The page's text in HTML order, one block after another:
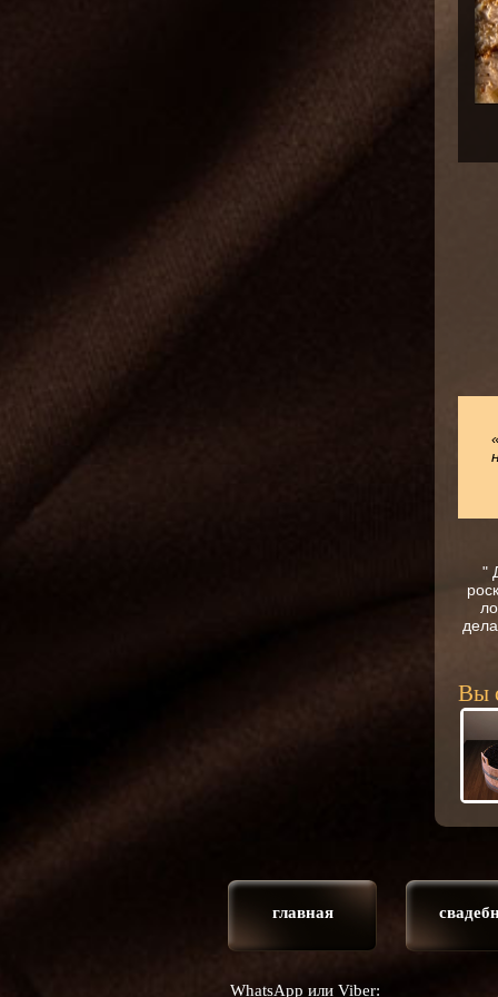
"
Вы
главная
WhatsApp или Viber: